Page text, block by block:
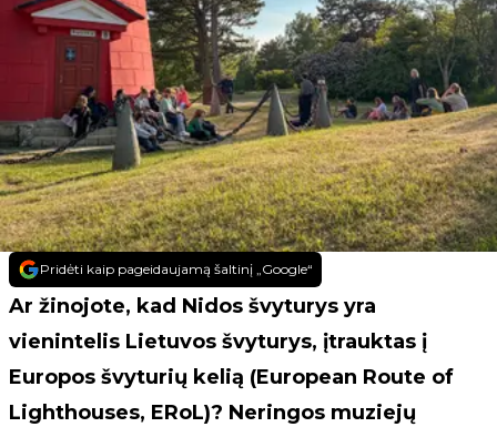
Pridėti kaip pageidaujamą šaltinį „Google“
Ar žinojote, kad Nidos švyturys yra
vienintelis Lietuvos švyturys, įtrauktas į
Europos švyturių kelią (European Route of
Lighthouses, ERoL)? Neringos muziejų